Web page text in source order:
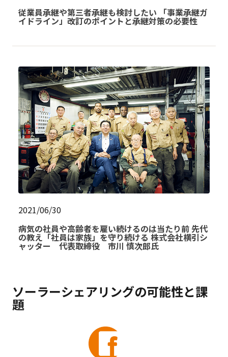
従業員承継や第三者承継も検討したい 「事業承継ガ
イドライン」改訂のポイントと承継対策の必要性
2021/06/30
病気の社員や高齢者を雇い続けるのは当たり前 先代
の教え「社員は家族」を守り続ける 株式会社横引シ
ャッター 代表取締役 市川 慎次郎氏
ソーラーシェアリングの可能性と課
題